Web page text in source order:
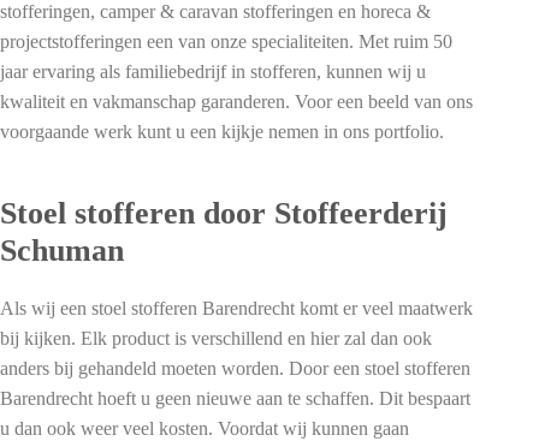
stofferingen, camper & caravan stofferingen en horeca &
projectstofferingen een van onze specialiteiten. Met ruim 50
jaar ervaring als familiebedrijf in stofferen, kunnen wij u
kwaliteit en vakmanschap garanderen. Voor een beeld van ons
voorgaande werk kunt u een kijkje nemen in ons portfolio.
Stoel stofferen door Stoffeerderij
Schuman
Als wij een stoel stofferen Barendrecht komt er veel maatwerk
bij kijken. Elk product is verschillend en hier zal dan ook
anders bij gehandeld moeten worden. Door een stoel stofferen
Barendrecht hoeft u geen nieuwe aan te schaffen. Dit bespaart
u dan ook weer veel kosten. Voordat wij kunnen gaan